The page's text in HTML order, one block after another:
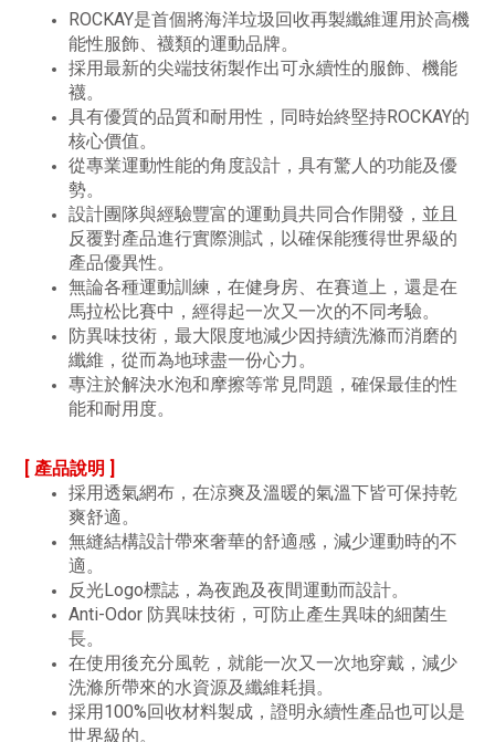
ROCKAY是首個將海洋垃圾回收再製纖維運用於高機
能性服飾、襪類的運動品牌。
採用最新的尖端技術製作出可永續性的服飾、機能
襪。
具有優質的品質和耐用性，同時始終堅持ROCKAY的
核心價值。
從專業運動性能的角度設計，具有驚人的功能及優
勢。
設計團隊與經驗豐富的運動員共同合作開發，並且
反覆對產品進行實際測試，以確保能獲得世界級的
產品優異性。
無論各種運動訓練，在健身房、在賽道上，還是在
馬拉松比賽中，經得起一次又一次的不同考驗。
防異味技術，最大限度地減少因持續洗滌而消磨的
纖維，從而為地球盡一份心力。
專注於解決水泡和摩擦等常見問題，確保最佳的性
能和耐用度。
[ 產品說明 ]
採用透氣網布，在涼爽及溫暖的氣溫下皆可保持乾
爽舒適。
無縫結構設計帶來奢華的舒適感，減少運動時的不
適。
反光Logo標誌，為夜跑及夜間運動而設計。
Anti-Odor 防異味技術，可防止產生異味的細菌生
長。
在使用後充分風乾，就能一次又一次地穿戴，減少
洗滌所帶來的水資源及纖維耗損。
採用100%回收材料製成，證明永續性產品也可以是
世界級的。